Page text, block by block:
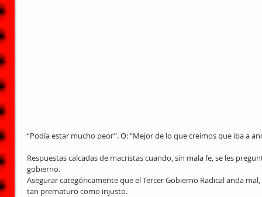
“Podía estar mucho peor”. O: “Mejor de lo que creímos que iba a
Respuestas calcadas de macristas cuando, sin mala fe, se les
gobierno.
Asegurar categóricamente que el Tercer Gobierno Radical anda
tan prematuro como injusto.